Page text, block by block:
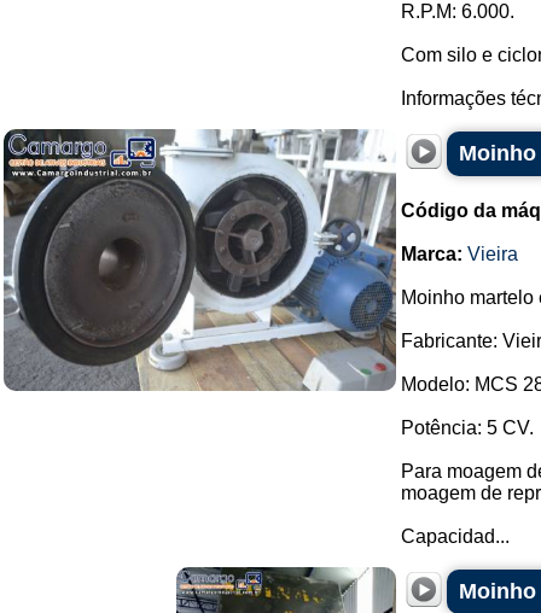
R.P.M: 6.000.
Com silo e
Informações
Moinho
Código da
Marca: Vieira
Moinho
Fabricante:
Modelo: MCS
Potência: 5 CV.
Para moagem
moagem de
Capacidad...